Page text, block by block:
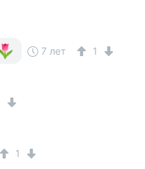
7 лет 1
1